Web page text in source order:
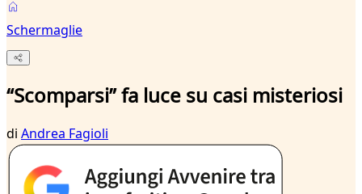
Schermaglie
“Scomparsi” fa luce su casi misteriosi
di Andrea Fagioli